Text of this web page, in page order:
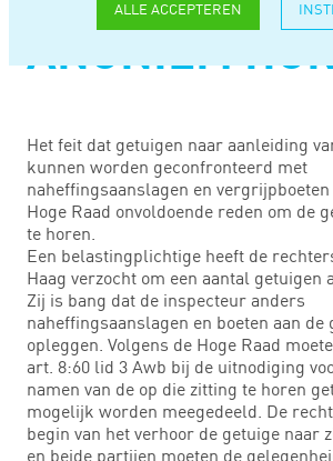
ALLE ACCEPTEREN
REDEN VOOR
ANONIEM
Het feit dat getuigen naar aanleiding
kunnen worden geconfronteerd met
naheffingsaanslagen en
Hoge Raad onvoldoende reden om de
te horen.
Een belastingplichtige heeft de
Haag verzocht om een aantal getuigen
Zij is bang dat de inspecteur anders
naheffingsaanslagen en boeten aan de
opleggen. Volgens de Hoge Raad
art. 8:60 lid 3 Awb bij de uitnodiging
namen van de op die zitting te horen
mogelijk worden meegedeeld. De
begin van het verhoor de getuige naar
en beide partijen moeten de